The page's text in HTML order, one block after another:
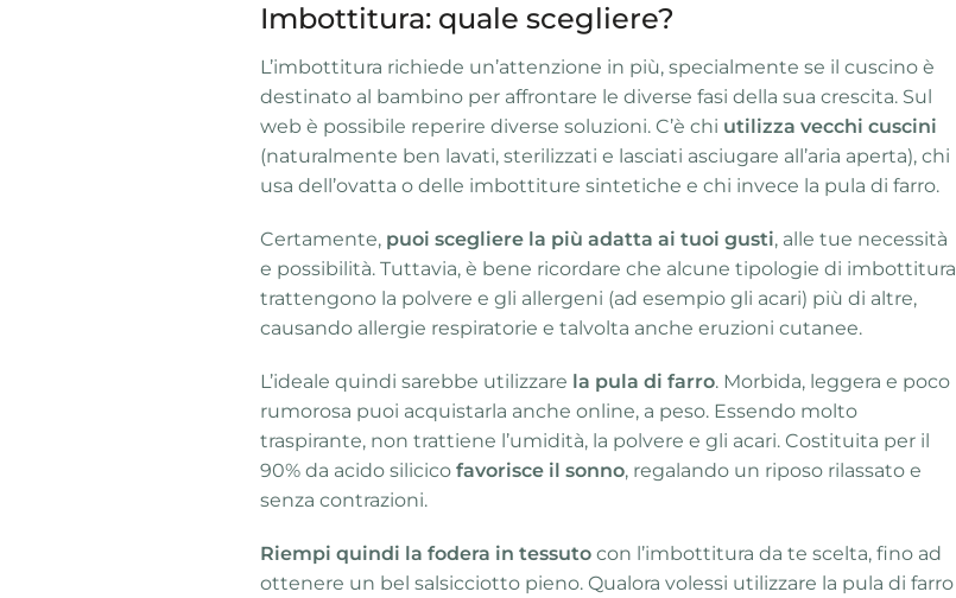
Imbottitura: quale scegliere?
L’imbottitura richiede un’attenzione in più, specialmente se il cuscino è
destinato al bambino per affrontare le diverse fasi della sua crescita. Sul
web è possibile reperire diverse soluzioni. C’è chi utilizza vecchi cuscini
(naturalmente ben lavati, sterilizzati e lasciati asciugare all’aria aperta), chi
usa dell’ovatta o delle imbottiture sintetiche e chi invece la pula di farro.
Certamente, puoi scegliere la più adatta ai tuoi gusti, alle tue necessità
e possibilità. Tuttavia, è bene ricordare che alcune tipologie di imbottitura
trattengono la polvere e gli allergeni (ad esempio gli acari) più di altre,
causando allergie respiratorie e talvolta anche eruzioni cutanee.
L’ideale quindi sarebbe utilizzare la pula di farro. Morbida, leggera e poco
rumorosa puoi acquistarla anche online, a peso. Essendo molto
traspirante, non trattiene l’umidità, la polvere e gli acari. Costituita per il
90% da acido silicico favorisce il sonno, regalando un riposo rilassato e
senza contrazioni.
Riempi quindi la fodera in tessuto con l’imbottitura da te scelta, fino ad
ottenere un bel salsicciotto pieno. Qualora volessi utilizzare la pula di farro